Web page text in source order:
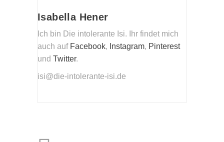
Isabella Hener
Ich bin Die intolerante Isi. Ihr findet mich
auch auf Facebook, Instagram, Pinterest
und Twitter.
isi@die-intolerante-isi.de